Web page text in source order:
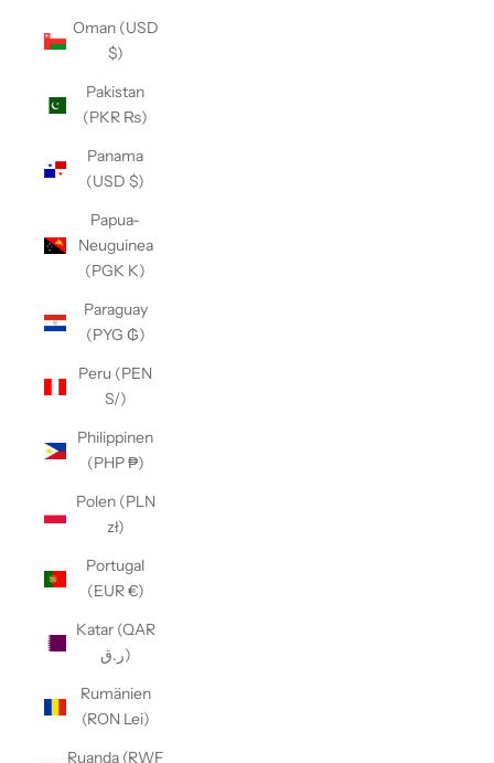
Oman (USD
$)
Pakistan
(PKR ₨)
Panama
(USD $)
Papua-
Neuguinea
(PGK K)
Paraguay
(PYG ₲)
Peru (PEN
S/)
Philippinen
(PHP ₱)
Polen (PLN
zł)
Portugal
(EUR €)
Katar (QAR
ر.ق)
Rumänien
(RON Lei)
Ruanda (RWF